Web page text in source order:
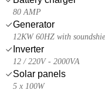
80 AMP
Generator
12KW 60HZ with
Inverter
12 / 220V - 2000VA
Solar panels
5 x 100W